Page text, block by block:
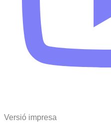
Versió impresa